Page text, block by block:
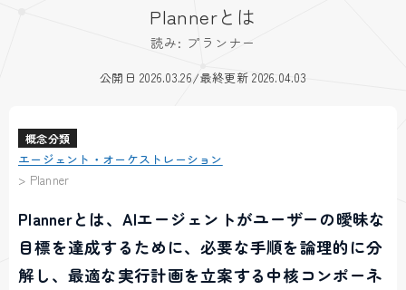
Plannerとは
読み: プランナー
公開日 2026.03.26/最終更新 2026.04.03
概念分類
エージェント・オーケストレーション
> Planner
Plannerとは、AIエージェントがユーザーの曖昧な
目標を達成するために、必要な手順を論理的に分
解し、最適な実行計画を立案する中核コンポーネ